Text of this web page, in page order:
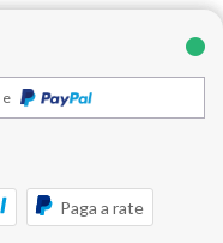
e
Paga a rate